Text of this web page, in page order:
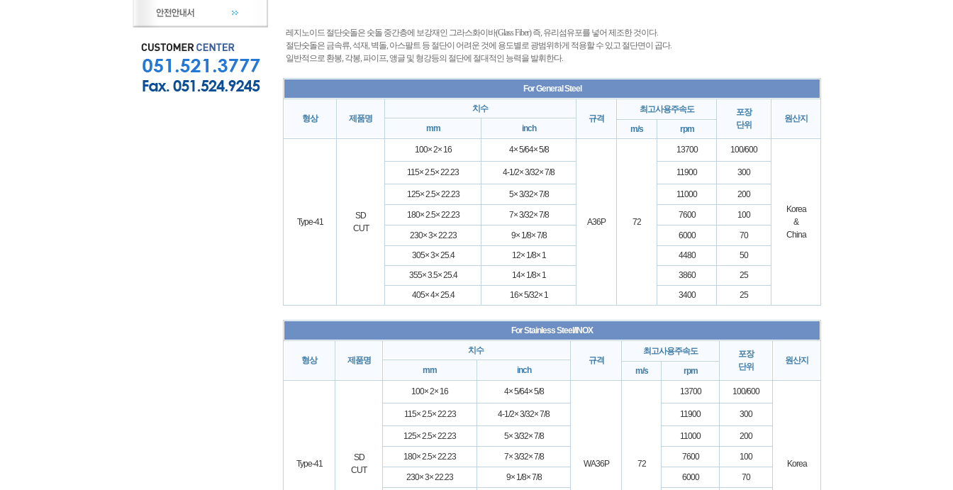
레지노이드 절단숫돌은 숫돌 중간층에 보강재인 그라스화이바(Glass Fiber) 즉, 유리섬유포를 넣어 제조한 것이다.
절단숫돌은 금속류, 석재, 벽돌, 아스팔트 등 절단이 어려운 것에 용도별로 광범위하게 적용할 수 있고 절단면이 곱다.
일반적으로 환봉, 각봉, 파이프, 앵글 및 형강등의 절단에 절대적인 능력을 발휘한다.
For General Steel
형상 제품명
치수
규격
최고사용주속도
포장
단위
원산지
mm
inch m/s rpm
Type-41
SD
CUT
100× 2× 16 4× 5/64× 5/8
A36P 72
13700 100/600
Korea
&
China
115× 2.5× 22.23 4-1/2× 3/32× 7/8 11900 300
125× 2.5× 22.23 5× 3/32× 7/8 11000 200
180× 2.5× 22.23 7× 3/32× 7/8 7600 100
230× 3× 22.23 9× 1/8× 7/8 6000
70
305× 3× 25.4
12× 1/8× 1 4480
50
355× 3.5× 25.4
14× 1/8× 1 3860
25
405× 4× 25.4
16× 5/32× 1 3400 25
For Stainless Steel/INOX
형상 제품명
치수
규격
최고사용주속도
포장
단위
원산지
mm
inch m/s rpm
Type-41
SD
CUT
100× 2× 16 4× 5/64× 5/8
WA36P 72
13700 100/600
Korea
115× 2.5× 22.23 4-1/2× 3/32× 7/8 11900 300
125× 2.5× 22.23 5× 3/32× 7/8 11000 200
180× 2.5× 22.23 7× 3/32× 7/8 7600 100
230× 3× 22.23 9× 1/8× 7/8 6000 70